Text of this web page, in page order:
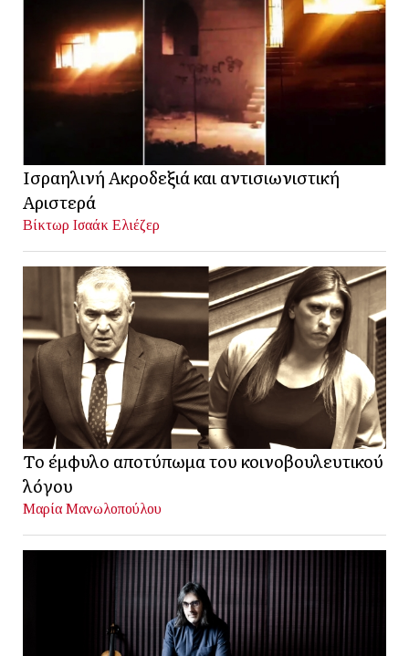
Ισραηλινή Ακροδεξιά και αντισιωνιστική
Αριστερά
Βίκτωρ Ισαάκ Ελιέζερ
Το έμφυλο αποτύπωμα του κοινοβουλευτικού
λόγου
Μαρία Μανωλοπούλου